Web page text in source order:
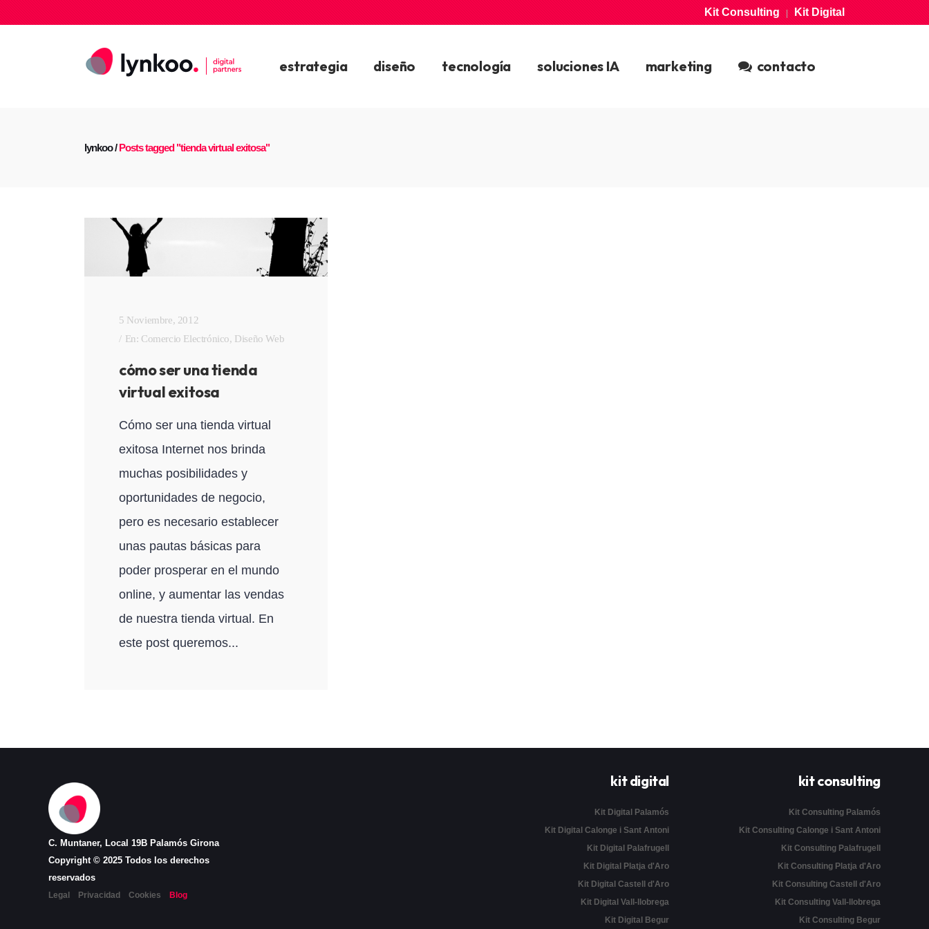
Kit Consulting|Kit Digital
estrategia diseño tecnología soluciones IA marketing contacto
lynkoo/Posts tagged "tienda virtual exitosa"
5 Noviembre, 2012
En: Comercio Electrónico, Diseño Web
cómo ser una tienda
virtual exitosa
Cómo ser una tienda virtual
exitosa Internet nos brinda
muchas posibilidades y
oportunidades de negocio,
pero es necesario establecer
unas pautas básicas para
poder prosperar en el mundo
online, y aumentar las vendas
de nuestra tienda virtual. En
este post queremos...
C. Muntaner, Local 19B Palamós Girona
Copyright © 2025 Todos los derechos
reservados
Legal Privacidad Cookies Blog
kit digital
Kit Digital Palamós
Kit Digital Calonge i Sant Antoni
Kit Digital Palafrugell
Kit Digital Platja d'Aro
Kit Digital Castell d'Aro
Kit Digital Vall-llobrega
Kit Digital Begur
kit consulting
Kit Consulting Palamós
Kit Consulting Calonge i Sant Antoni
Kit Consulting Palafrugell
Kit Consulting Platja d'Aro
Kit Consulting Castell d'Aro
Kit Consulting Vall-llobrega
Kit Consulting Begur